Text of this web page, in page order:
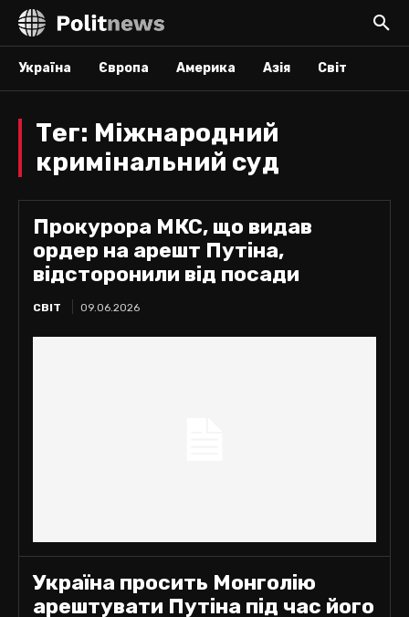
Україна Європа Америка Азія Світ
Тег: Міжнародний
кримінальний суд
Прокурора МКС, що видав
ордер на арешт Путіна,
відсторонили від посади
СВІТ 09.06.2026
Україна просить Монголію
арештувати Путіна під час його